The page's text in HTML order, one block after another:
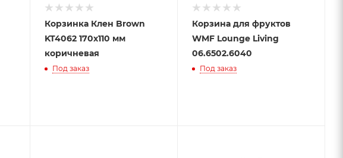
Корзинка Клен Brown
KT4062 170х110 мм
коричневая
Под заказ
Корзина для фруктов
WMF Lounge Living
06.6502.6040
Под заказ